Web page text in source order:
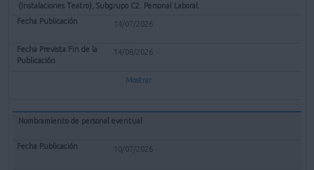
(Instalaciones Teatro), Subgrupo C2. Personal Laboral.
14/07/2026
14/08/2026
Mostrar
Nombramiento de personal eventual
10/07/2026